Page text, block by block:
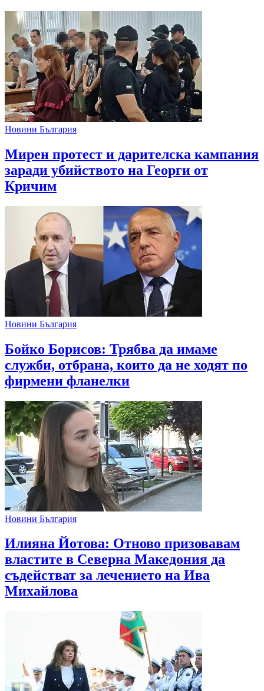
Новини България
Мирен протест и дарителска кампания
заради убийството на Георги от
Кричим
Новини България
Бойко Борисов: Трябва да имаме
служби, отбрана, които да не ходят по
фирмени фланелки
Новини България
Илияна Йотова: Отново призовавам
властите в Северна Македония да
съдействат за лечението на Ива
Михайлова